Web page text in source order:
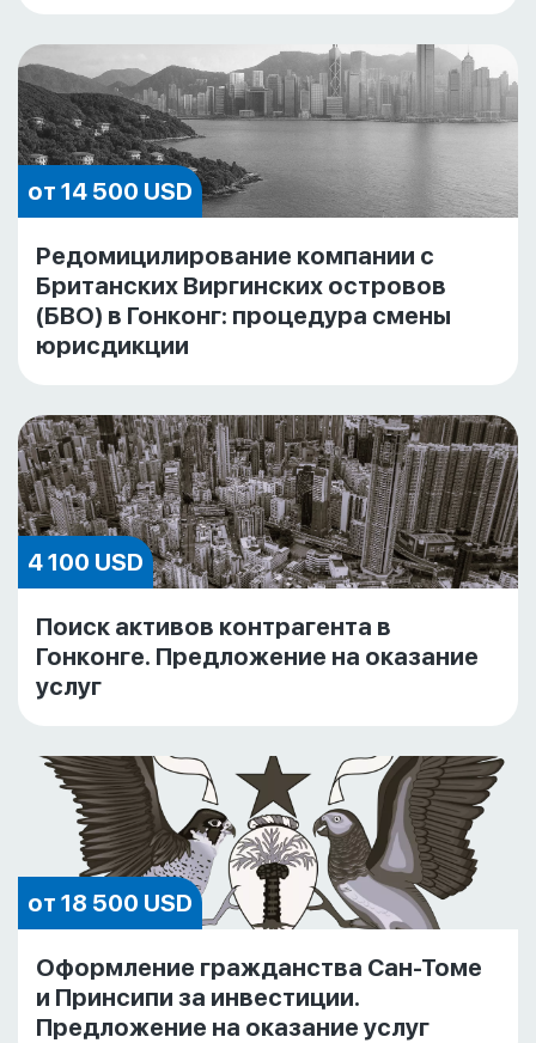
от 14 500 USD
Редомицилирование компании с
Британских Виргинских островов
(БВО) в Гонконг: процедура смены
юрисдикции
4 100 USD
Поиск активов контрагента в
Гонконге. Предложение на оказание
услуг
от 18 500 USD
Оформление гражданства Сан-Томе
и Принсипи за инвестиции.
Предложение на оказание услуг